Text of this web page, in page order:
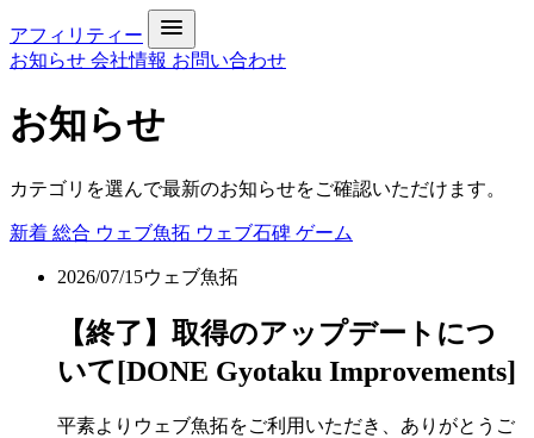
アフィリティー
お知らせ 会社情報 お問い合わせ
お知らせ
カテゴリを選んで最新のお知らせをご確認いただけます。
新着 総合 ウェブ魚拓 ウェブ石碑 ゲーム
2026/07/15ウェブ魚拓
【終了】取得のアップデートにつ
いて[DONE Gyotaku Improvements]
平素よりウェブ魚拓をご利用いただき、ありがとうご